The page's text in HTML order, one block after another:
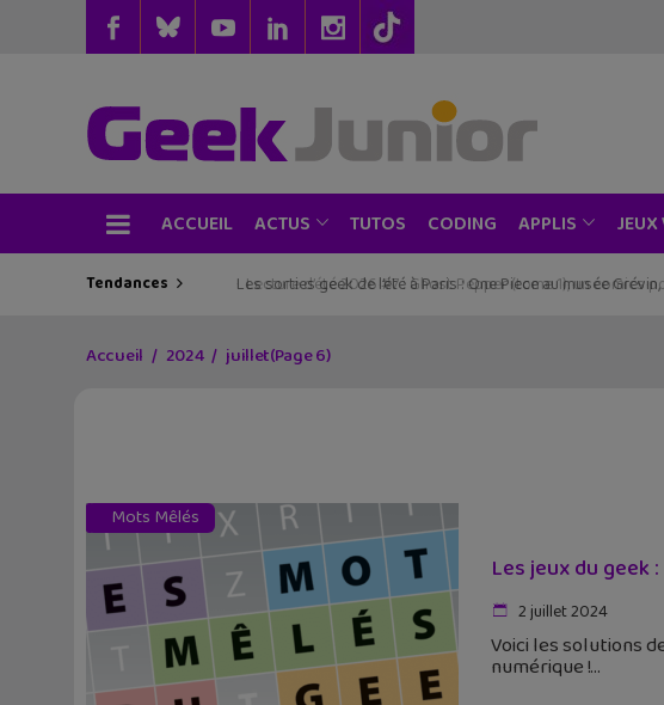
ACCUEIL ACTUS TUTOS CODING APPLIS
Tendances Les sorties geek de l’été à Paris : One Piece au musée
Accueil 2024 juillet(Page 6)
Mots Mêlés
Les jeux du geek
2 juillet 2024
Voici les solutions
numérique !